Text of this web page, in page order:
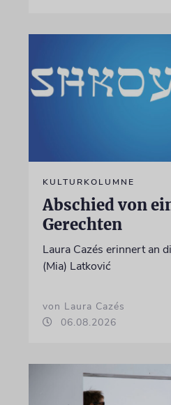
KULTURKOLUMNE
Abschied von
Gerechten
Laura Cazés erinnert an
(Mia) Latković
von Laura Cazés
06.08.2026